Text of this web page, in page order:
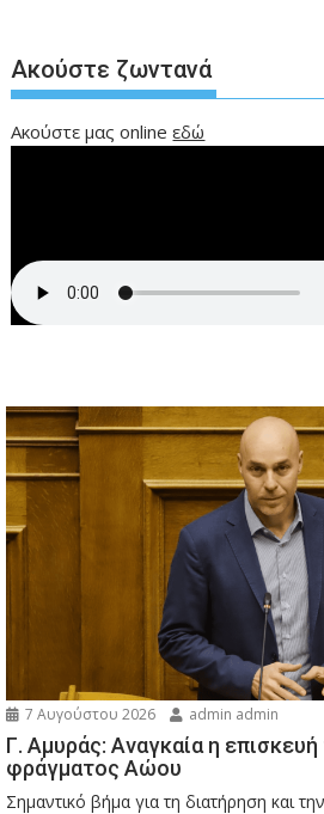
Ακούστε ζωντανά
Ακούστε μας onlineεδώ
7 Αυγούστου 2026 admin admin
Γ. Αμυράς: Αναγκαία η
φράγματος Αώου
Σημαντικό βήμα για τη διατήρηση και